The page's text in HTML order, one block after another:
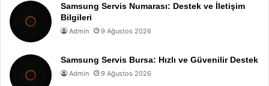
Samsung Servis Numarası: Destek ve İletişim
Bilgileri
Admin 9 Ağustos 2026
Samsung Servis Bursa: Hızlı ve Güvenilir Destek
Admin 9 Ağustos 2026